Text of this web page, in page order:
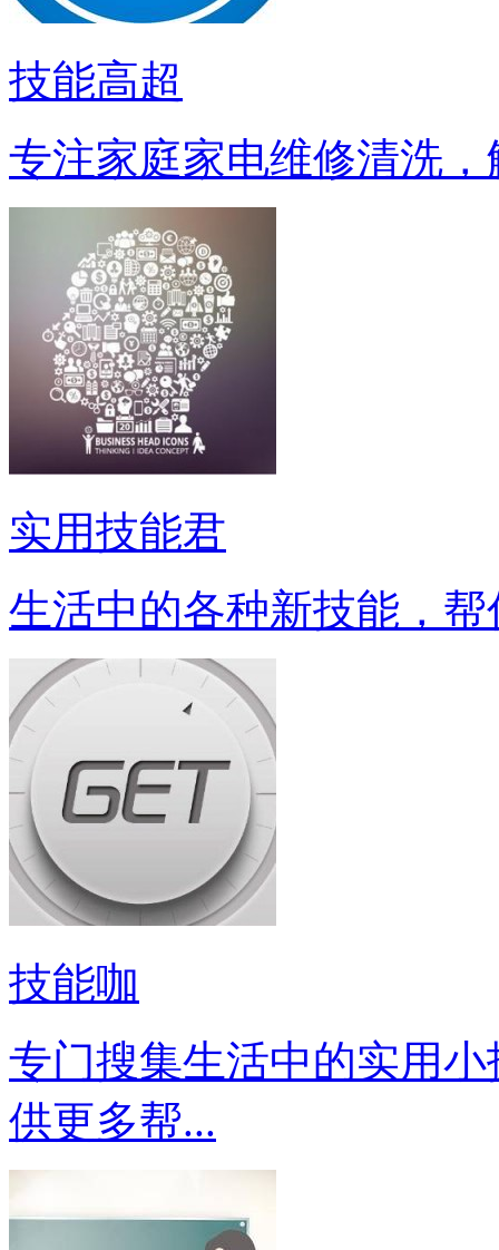
技能高超
专注家庭家电维修清洗
实用技能君
生活中的各种新技能，
技能咖
专门搜集生活中的实用
供更多帮...